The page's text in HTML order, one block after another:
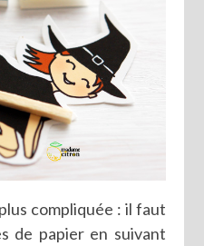
compliquée : il faut
de papier en suivant